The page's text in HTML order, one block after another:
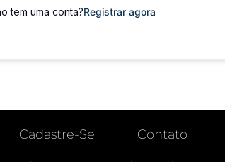
tem uma conta?Registrar agora
Cadastre-Se Contato